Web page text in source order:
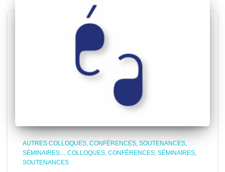
AUTRES COLLOQUES, CONFÉRENCES, SOUTENANCES,
SÉMINAIRES... COLLOQUES, CONFÉRENCES, SÉMINAIRES,
SOUTENANCES